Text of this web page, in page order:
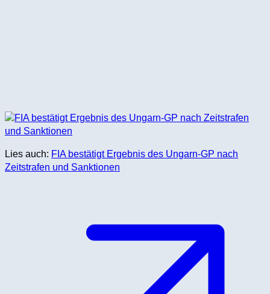
Lies auch: FIA bestätigt Ergebnis des Ungarn-GP nach
Zeitstrafen und Sanktionen